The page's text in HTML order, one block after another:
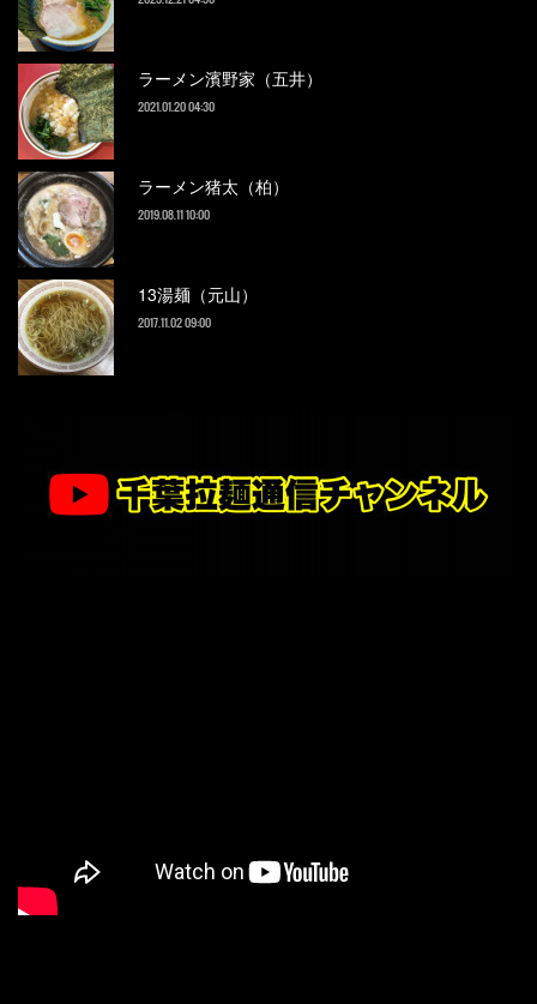
ラーメン濱野家（五井）
2021.01.20 04:30
ラーメン猪太（柏）
2019.08.11 10:00
13湯麺（元山）
2017.11.02 09:00